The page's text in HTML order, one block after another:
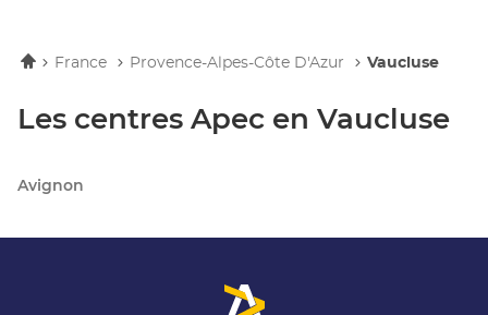
AccueilFrance Provence-Alpes-Côte D'Azur Vaucluse
Les centres Apec en Vaucluse
Avignon